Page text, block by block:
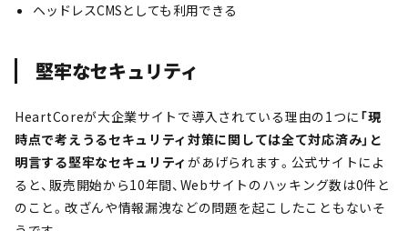
ヘッドレスCMSとしても利用できる
堅牢なセキュリティ
HeartCoreが大企業サイトで導入されている理由の1つに 「現
時点で考えうるセキュリティ対策に関しては全て対応済み」と
明言する堅牢なセキュリティがあげられます。公式サイトによ
ると、販売開始から10年間、Webサイトのハッキング数は0件と
のこと。改ざんや情報漏洩などの問題を起こしたこともないそ